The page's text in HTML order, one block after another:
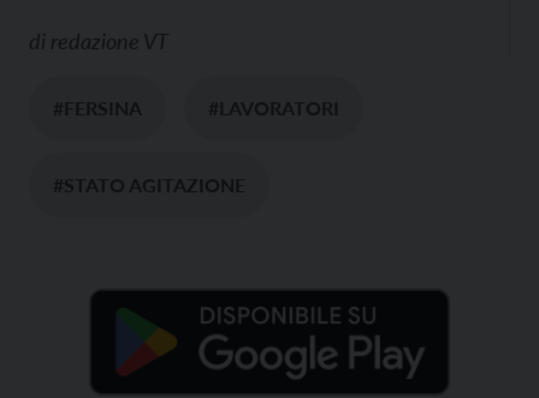
di redazione VT
#FERSINA #LAVORATORI
#STATO AGITAZIONE